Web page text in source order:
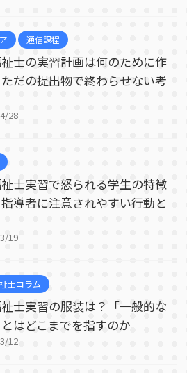
通信課程
士の実習計画は何のために作
だの提出物で終わらせない考
28
士実習で怒られる学生の特徴
導者に注意されやすい行動と
19
士コラム
士実習の服装は？「一般的な
はどこまでを指すのか
12